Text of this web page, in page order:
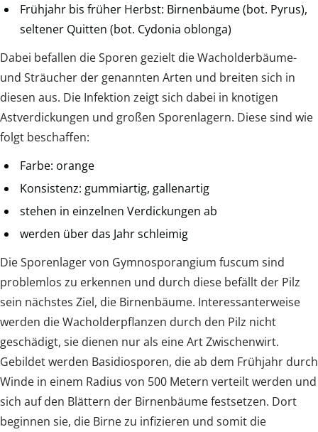
Frühjahr bis früher Herbst: Birnenbäume (bot. Pyrus),
seltener Quitten (bot. Cydonia oblonga)
Dabei befallen die Sporen gezielt die Wacholderbäume-
und Sträucher der genannten Arten und breiten sich in
diesen aus. Die Infektion zeigt sich dabei in knotigen
Astverdickungen und großen Sporenlagern. Diese sind wie
folgt beschaffen:
Farbe: orange
Konsistenz: gummiartig, gallenartig
stehen in einzelnen Verdickungen ab
werden über das Jahr schleimig
Die Sporenlager von Gymnosporangium fuscum sind
problemlos zu erkennen und durch diese befällt der Pilz
sein nächstes Ziel, die Birnenbäume. Interessanterweise
werden die Wacholderpflanzen durch den Pilz nicht
geschädigt, sie dienen nur als eine Art Zwischenwirt.
Gebildet werden Basidiosporen, die ab dem Frühjahr durch
Winde in einem Radius von 500 Metern verteilt werden und
sich auf den Blättern der Birnenbäume festsetzen. Dort
beginnen sie, die Birne zu infizieren und somit die